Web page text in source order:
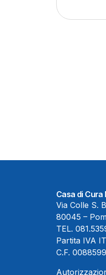
Casa di Cura
Via Colle S.
80045 –
TEL.
Partita IVA
C.F.